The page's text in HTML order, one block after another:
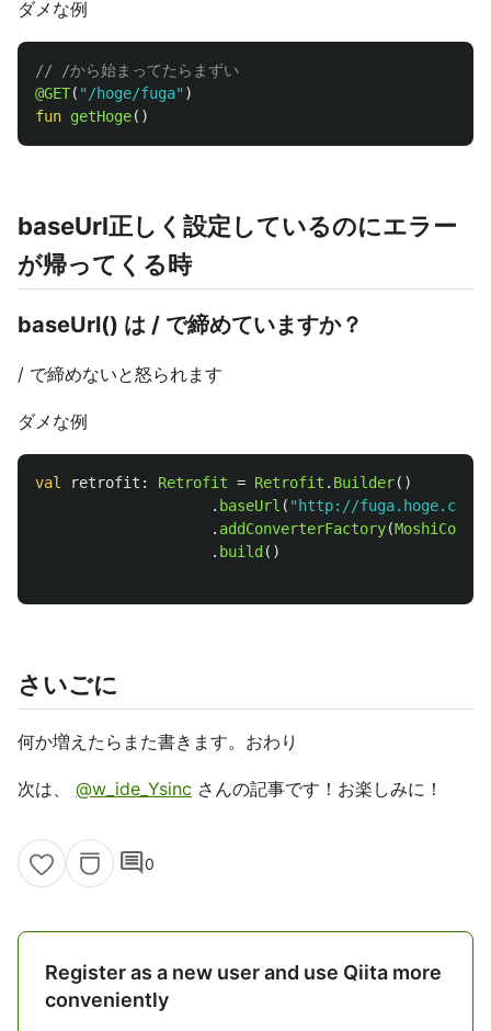
ダメな例
// /から始まってたらまずい
@GET( "/hoge/fuga" )
fun getHoge()
baseUrl正しく設定しているのにエラー
が帰ってくる時
baseUrl() は / で締めていますか？
/ で締めないと怒られます
ダメな例
val retrofit : Retrofit = Retrofit . Builder()
. baseUrl ( "http://
. addConverterFactory(
. build ()
さいごに
何か増えたらまた書きます。おわり
次は、 @w_ide_Ysinc さんの記事です！お楽しみに！
comment0
Register as a new user and use Qiita more
conveniently